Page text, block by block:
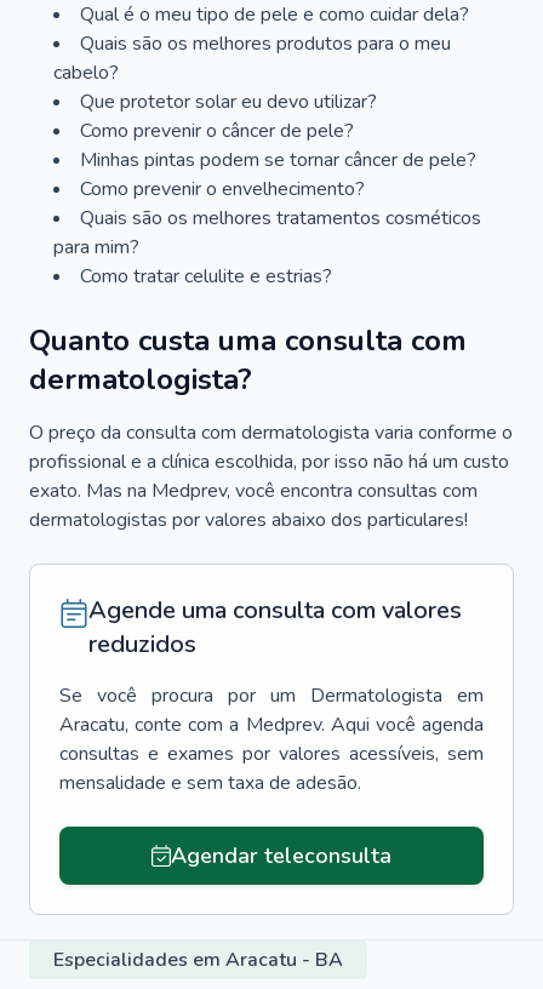
Qual é o meu tipo de pele e como cuidar dela?
Quais são os melhores produtos para o meu
cabelo?
Que protetor solar eu devo utilizar?
Como prevenir o câncer de pele?
Minhas pintas podem se tornar câncer de pele?
Como prevenir o envelhecimento?
Quais são os melhores tratamentos cosméticos
para mim?
Como tratar celulite e estrias?
Quanto custa uma consulta com
dermatologista?
O preço da consulta com dermatologista varia conforme o
profissional e a clínica escolhida, por isso não há um custo
exato. Mas na Medprev, você encontra consultas com
dermatologistas por valores abaixo dos particulares!
Agende uma consulta com valores
reduzidos
Se você procura por um Dermatologista em
Aracatu, conte com a Medprev. Aqui você agenda
consultas e exames por valores acessíveis, sem
mensalidade e sem taxa de adesão.
Agendar teleconsulta
Especialidades em Aracatu - BA